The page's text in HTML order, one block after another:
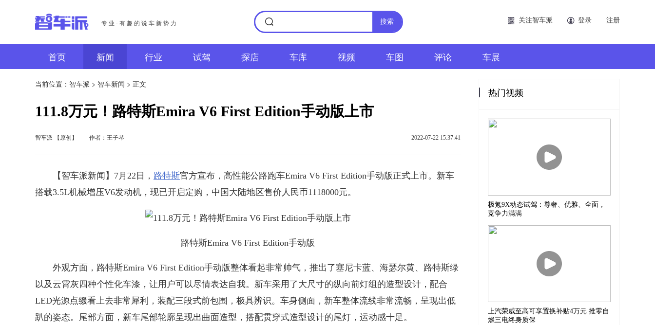
专业·有趣的说车新势力 搜索 关注智车派 登录 注册
首页 新闻 行业 试驾 探店 车库 视频 车图 评论 车展
当前位置： 智车派 > 智车新闻 > 正文
111.8万元！路特斯Emira V6 First Edition手动版上市
智车派 【原创】 作者：王子琴 2022-07-22 15:37:41
【智车派新闻】7月22日， 路特斯官方宣布，高性能公路跑车Emira V6 First Edition手动版正式上市。新车
搭载3.5L机械增压V6发动机，现已开启定购，中国大陆地区售价人民币1118000元。
路特斯Emira V6 First Edition手动版
外观方面，路特斯Emira V6 First Edition手动版整体看起非常帅气，推出了塞尼卡蓝、海瑟尔黄、路特斯绿
以及云霄灰四种个性化车漆，让用户可以尽情表达自我。新车采用了大尺寸的纵向前灯组的造型设计，配合
LED光源点缀看上去非常犀利，装配三段式前包围，极具辨识。车身侧面，新车整体流线非常流畅，呈现出低
趴的姿态。尾部方面，新车尾部轮廓呈现出曲面造型，搭配贯穿式造型设计的尾灯，运动感十足。
热门视频
极氪9X动态试驾：尊奢、优雅、全面，
竞争力满满
上汽荣威至高可享置换补贴4万元 推零自
燃三电终身质保